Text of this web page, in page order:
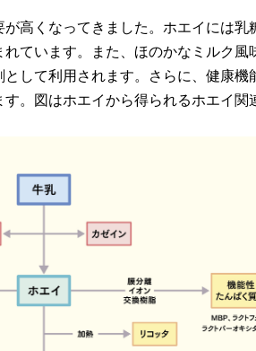
高くなってきました。ホエイには乳
ています。また、ほのかなミルク風
して利用されます。さらに、健康機
。図はホエイから得られるホエイ関